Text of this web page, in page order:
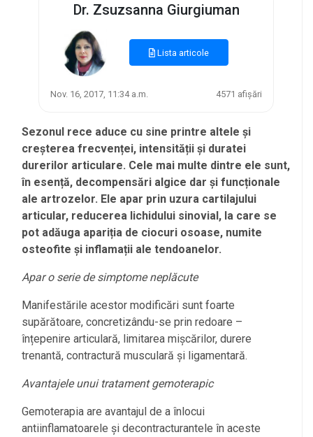
Dr. Zsuzsanna Giurgiuman
Lista articole
Nov. 16, 2017, 11:34 a.m. 4571 afișări
Sezonul rece aduce cu sine printre altele și
creșterea frecvenței, intensității și duratei
durerilor articulare. Cele mai multe dintre ele sunt,
în esență, decompensări algice dar și funcționale
ale artrozelor. Ele apar prin uzura cartilajului
articular, reducerea lichidului sinovial, la care se
pot adăuga apariția de ciocuri osoase, numite
osteofite și inflamații ale tendoanelor.
Apar o serie de simptome neplăcute
Manifestările acestor modificări sunt foarte
supărătoare, concretizându-se prin redoare –
înțepenire articulară, limitarea mișcărilor, durere
trenantă, contractură musculară și ligamentară.
Avantajele unui tratament gemoterapic
Gemoterapia are avantajul de a înlocui
antiinflamatoarele și decontracturantele în aceste